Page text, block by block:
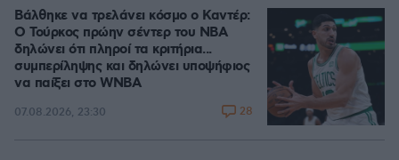
Βάλθηκε να τρελάνει κόσμο ο Καντέρ:
Ο Τούρκος πρώην σέντερ του NBA
δηλώνει ότι πληροί τα κριτήρια...
συμπερίληψης και δηλώνει υποψήφιος
να παίξει στο WNBA
07.08.2026, 23:30 28